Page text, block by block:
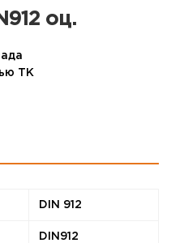
оц.
ТК
DIN 912
DIN912